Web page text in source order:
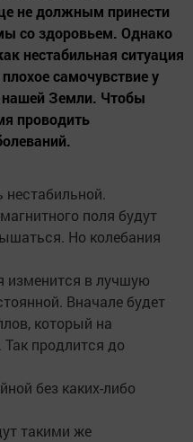
не должным принести
со здоровьем. Однако
нестабильная ситуация
самочувствие у
нашей Земли. Чтобы
проводить
нестабильной.
поля будут
Но колебания
изменится в лучшую
Вначале будет
который на
продлится до
без каких-либо
такими же